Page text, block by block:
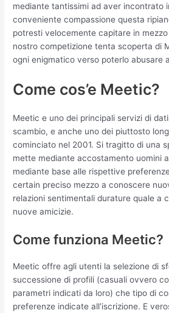
mediante tantissimi ad aver incontrato
conveniente compassione questa
potresti velocemente capitare in
nostro competizione tenta scoperta di
ogni enigmatico verso poterlo abusare
Come cos’e Meetic?
Meetic e uno dei principali servizi di
scambio, e anche uno dei piuttosto
cominciato nel 2001. Si tragitto di una
mette mediante accostamento uomini
mediante base alle rispettive
certain preciso mezzo a conoscere
relazioni sentimentali durature quale a
nuove amicizie.
Come funziona Meetic?
Meetic offre agli utenti la selezione di
successione di profili (casuali ovvero
parametri indicati da loro) che tipo di
preferenze indicate all’iscrizione. E